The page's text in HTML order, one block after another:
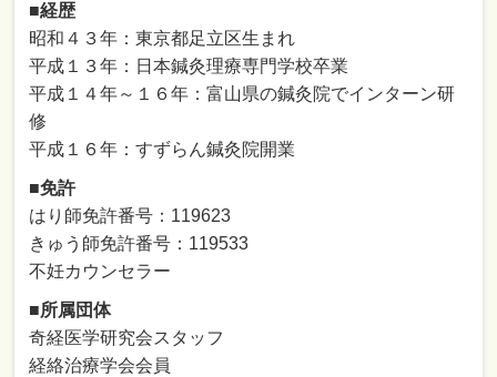
■経歴
昭和４３年：東京都足立区生まれ
平成１３年：日本鍼灸理療専門学校卒業
平成１４年～１６年：富山県の鍼灸院でインターン研
修
平成１６年：すずらん鍼灸院開業
■免許
はり師免許番号：119623
きゅう師免許番号：119533
不妊カウンセラー
■所属団体
奇経医学研究会スタッフ
経絡治療学会会員